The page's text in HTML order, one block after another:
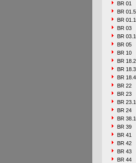
BR 01
BR 01.5
BR
BR 03
BR
BR 05
BR 10
BR 18.2
BR 18.3
BR 18.4
BR 22
BR 23
BR
BR 24
BR
BR 39
BR 41
BR 42
BR 43
BR 44